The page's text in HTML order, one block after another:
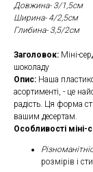
Довжина- 3/1,5см
Ширина- 4/2,5см
Глибина- 3,5/2см
Заголовок: Міні-
шоколаду
Опис: Наша
асортименті, - це
радість. Ця форма
вашим десертам.
Особливості
розмірів і